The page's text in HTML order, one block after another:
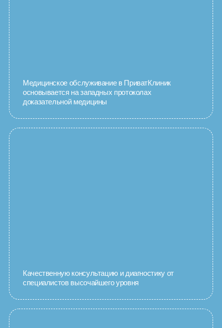
Медицинское обслуживание в ПриватКлиник
основывается на западных протоколах
доказательной медицины
Качественную консультацию и диагностику от
специалистов высочайшего уровня